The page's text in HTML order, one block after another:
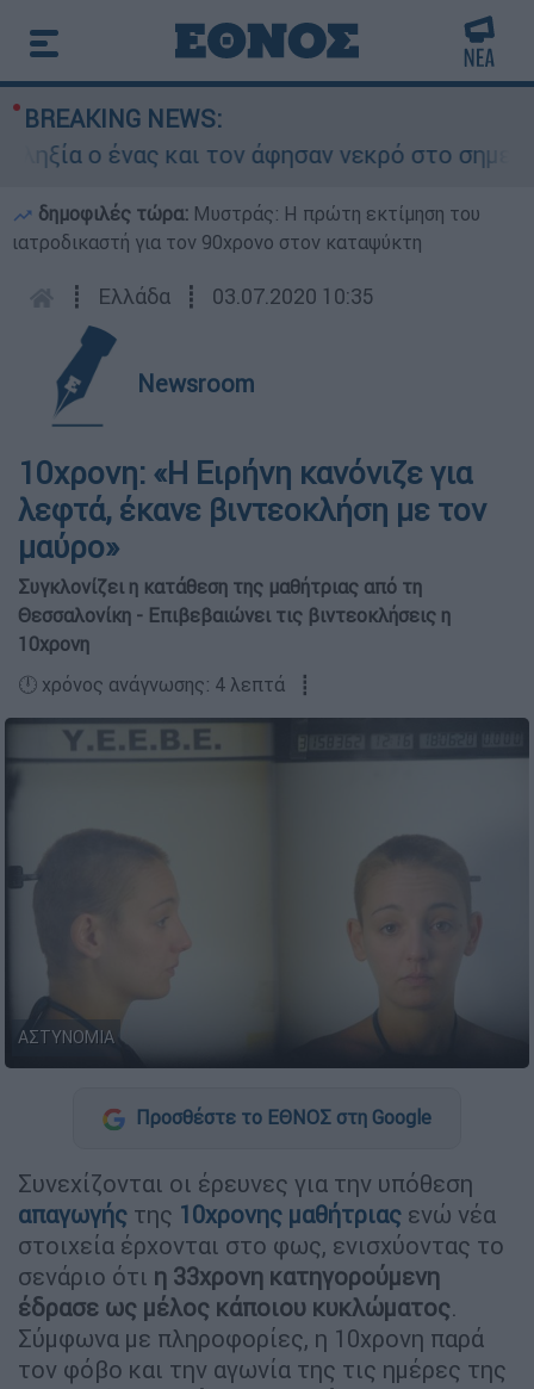
BREAKING NEWS:
ο ένας και τον άφησαν νεκρό στο σημείο
δημοφιλές τώρα: Μυστράς: Η πρώτη εκτίμηση του
ιατροδικαστή για τον 90χρονο στον καταψύκτη
┋ Ελλάδα ┋ 03.07.2020 10:35
Newsroom
10χρονη: «Η Ειρήνη κανόνιζε για
λεφτά, έκανε βιντεοκλήση με τον
μαύρο»
Συγκλονίζει η κατάθεση της μαθήτριας από τη
Θεσσαλονίκη - Επιβεβαιώνει τις βιντεοκλήσεις η
10χρονη
🕛 χρόνος ανάγνωσης: 4 λεπτά ┋
ΑΣΤΥΝΟΜΙΑ
Προσθέστε το ΕΘΝΟΣ στη Google
Συνεχίζονται οι έρευνες για την υπόθεση
απαγωγής της 10χρονης μαθήτριας ενώ νέα
στοιχεία έρχονται στο φως, ενισχύοντας το
σενάριο ότι η 33χρονη κατηγορούμενη
έδρασε ως μέλος κάποιου κυκλώματος.
Σύμφωνα με πληροφορίες, η 10χρονη παρά
τον φόβο και την αγωνία της τις ημέρες της